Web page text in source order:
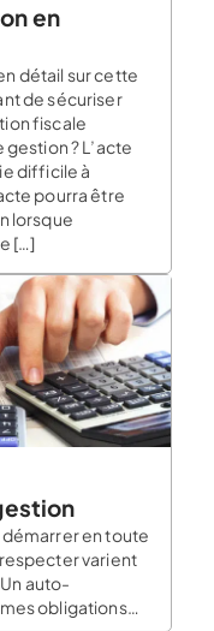
en
détail sur cette
de sécuriser
fiscale
? L’acte
difficile à
pourra être
lorsque
[…]
en toute
varient
auto-
obligations